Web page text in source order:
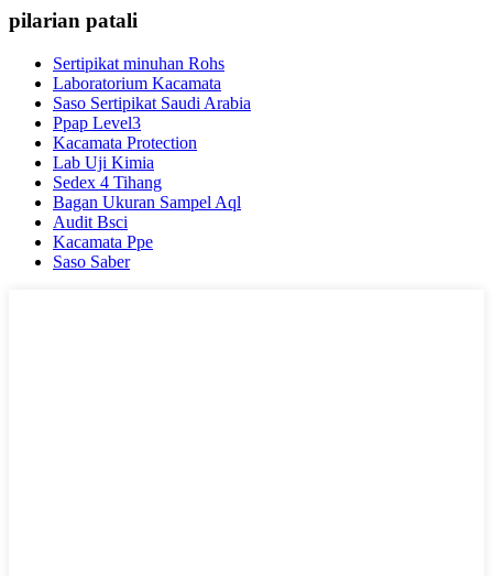
pilarian patali
Sertipikat minuhan Rohs
Laboratorium Kacamata
Saso Sertipikat Saudi Arabia
Ppap Level3
Kacamata Protection
Lab Uji Kimia
Sedex 4 Tihang
Bagan Ukuran Sampel Aql
Audit Bsci
Kacamata Ppe
Saso Saber